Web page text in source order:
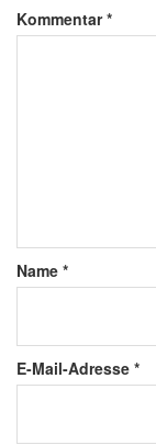
Kommentar*
Name *
E-Mail-Adresse *